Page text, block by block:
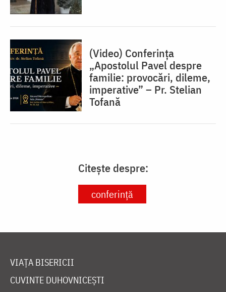
(Video) Conferința
„Apostolul Pavel despre
familie: provocări, dileme,
imperative” – Pr. Stelian
Tofană
Citește despre:
conferință
VIAȚA BISERICII
CUVINTE DUHOVNICEȘTI